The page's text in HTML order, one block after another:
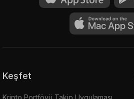
Keşfet
Kripto Portföyü Takip Uygulaması